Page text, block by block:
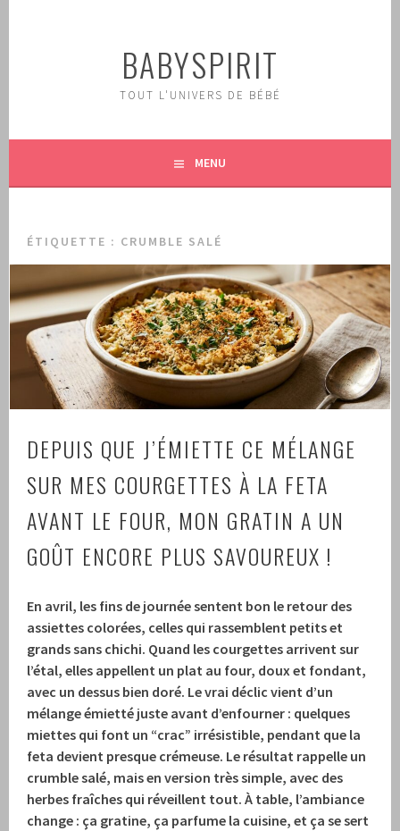
BABYSPIRIT
TOUT L'UNIVERS DE BÉBÉ
MENU
ÉTIQUETTE : CRUMBLE SALÉ
DEPUIS QUE J’ÉMIETTE CE MÉLANGE
SUR MES COURGETTES À LA FETA
AVANT LE FOUR, MON GRATIN A UN
GOÛT ENCORE PLUS SAVOUREUX !
En avril, les fins de journée sentent bon le retour des
assiettes colorées, celles qui rassemblent petits et
grands sans chichi. Quand les courgettes arrivent sur
l’étal, elles appellent un plat au four, doux et fondant,
avec un dessus bien doré. Le vrai déclic vient d’un
mélange émietté juste avant d’enfourner : quelques
miettes qui font un “crac” irrésistible, pendant que la
feta devient presque crémeuse. Le résultat rappelle un
crumble salé, mais en version très simple, avec des
herbes fraîches qui réveillent tout. À table, l’ambiance
change : ça gratine, ça parfume la cuisine, et ça se sert